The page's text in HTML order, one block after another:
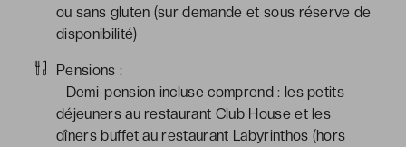
ou sans gluten (sur demande et sous réserve de
disponibilité)
Pensions :
- Demi-pension incluse comprend : les petits-
déjeuners au restaurant Club House et les
dîners buffet au restaurant Labyrinthos (hors